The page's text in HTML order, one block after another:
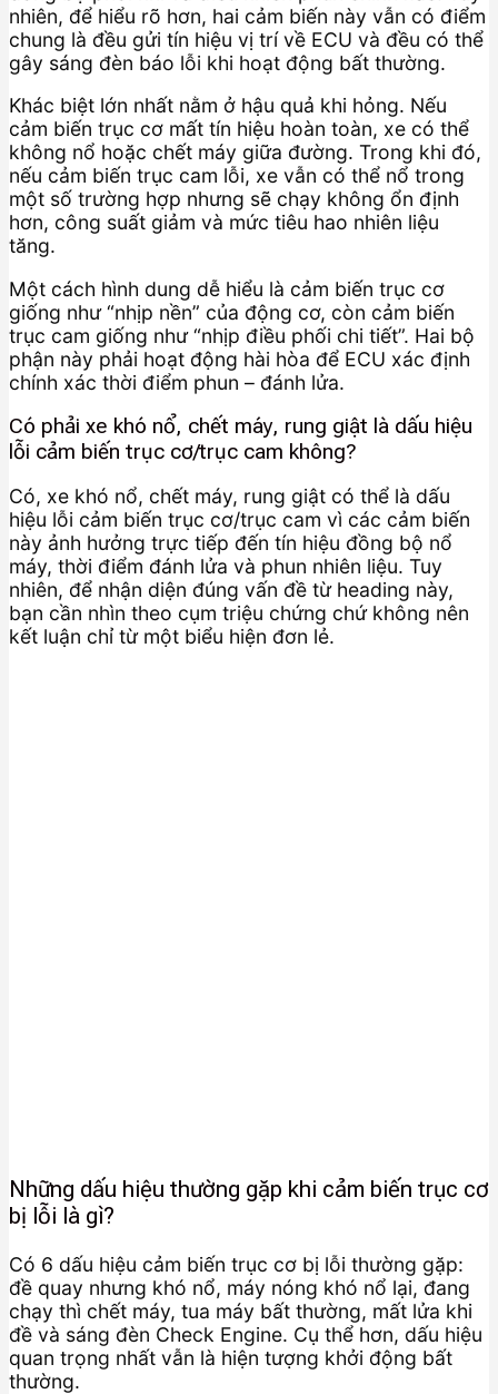
nhiên, để hiểu rõ hơn, hai cảm biến này vẫn có điểm
chung là đều gửi tín hiệu vị trí về ECU và đều có thể
gây sáng đèn báo lỗi khi hoạt động bất thường.
Khác biệt lớn nhất nằm ở hậu quả khi hỏng. Nếu
cảm biến trục cơ mất tín hiệu hoàn toàn, xe có thể
không nổ hoặc chết máy giữa đường. Trong khi đó,
nếu cảm biến trục cam lỗi, xe vẫn có thể nổ trong
một số trường hợp nhưng sẽ chạy không ổn định
hơn, công suất giảm và mức tiêu hao nhiên liệu
tăng.
Một cách hình dung dễ hiểu là cảm biến trục cơ
giống như “nhịp nền” của động cơ, còn cảm biến
trục cam giống như “nhịp điều phối chi tiết”. Hai bộ
phận này phải hoạt động hài hòa để ECU xác định
chính xác thời điểm phun – đánh lửa.
Có phải xe khó nổ, chết máy, rung giật là dấu hiệu
lỗi cảm biến trục cơ/trục cam không?
Có, xe khó nổ, chết máy, rung giật có thể là dấu
hiệu lỗi cảm biến trục cơ/trục cam vì các cảm biến
này ảnh hưởng trực tiếp đến tín hiệu đồng bộ nổ
máy, thời điểm đánh lửa và phun nhiên liệu. Tuy
nhiên, để nhận diện đúng vấn đề từ heading này,
bạn cần nhìn theo cụm triệu chứng chứ không nên
kết luận chỉ từ một biểu hiện đơn lẻ.
Những dấu hiệu thường gặp khi cảm biến trục cơ
bị lỗi là gì?
Có 6 dấu hiệu cảm biến trục cơ bị lỗi thường gặp:
đề quay nhưng khó nổ, máy nóng khó nổ lại, đang
chạy thì chết máy, tua máy bất thường, mất lửa khi
đề và sáng đèn Check Engine. Cụ thể hơn, dấu hiệu
quan trọng nhất vẫn là hiện tượng khởi động bất
thường.